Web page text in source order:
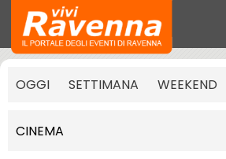
OGGI SETTIMANA WEEKEND
CINEMA